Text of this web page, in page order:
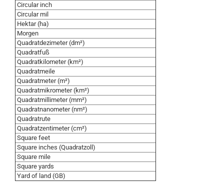
Circular inch
Circular mil
Hektar (ha)
Morgen
Quadratdezimeter (dm²)
Quadratfuß
Quadratkilometer (km²)
Quadratmeile
Quadratmeter (m²)
Quadratmikrometer (km²)
Quadratmillimeter (mm²)
Quadratnanometer (nm²)
Quadratrute
Quadratzentimeter (cm²)
Square feet
Square inches (Quadratzoll)
Square mile
Square yards
Yard of land (GB)